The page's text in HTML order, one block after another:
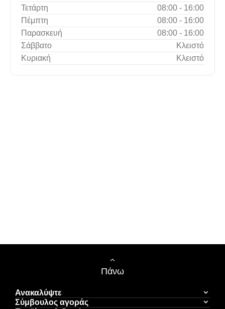
Τετάρτη
08:00 - 16:00
Πέμπτη
08:00 - 16:00
Παρασκευή
08:00 - 16:00
Σάββατο
Κλειστό
Κυριακή
Κλειστό
Πάνω
Ανακαλύψτε
Σύμβουλος αγοράς